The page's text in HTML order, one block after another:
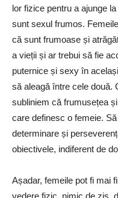
lor fizice pentru a ajunge
sunt sexul frumos.
că sunt frumoase și
a vieții și ar trebui să fie
puternice și sexy în
să aleagă între cele două.
subliniem că frumusețea
care definesc o femeie.
determinare și
obiectivele, indiferent de
Așadar, femeile pot fi mai
vedere fizic, nimic de zis,